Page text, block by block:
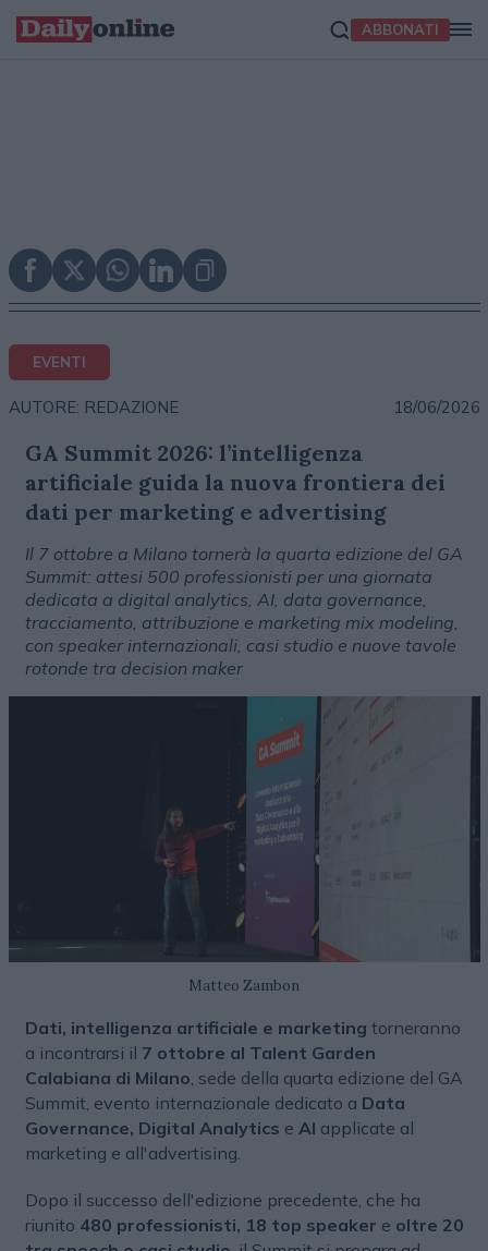
ABBONATI
EVENTI
AUTORE: REDAZIONE 18/06/2026
GA Summit 2026: l’intelligenza
artificiale guida la nuova frontiera dei
dati per marketing e advertising
Il 7 ottobre a Milano tornerà la quarta edizione del GA
Summit: attesi 500 professionisti per una giornata
dedicata a digital analytics, AI, data governance,
tracciamento, attribuzione e marketing mix modeling,
con speaker internazionali, casi studio e nuove tavole
rotonde tra decision maker
Matteo Zambon
Dati, intelligenza artificiale e marketing torneranno
a incontrarsi il 7 ottobre al Talent Garden
Calabiana di Milano , sede della quarta edizione del GA
Summit, evento internazionale dedicato a Data
Governance, Digital Analytics e AI applicate al
marketing e all'advertising.
Dopo il successo dell'edizione precedente, che ha
riunito 480 professionisti, 18 top speaker e oltre 20